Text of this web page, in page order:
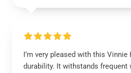
I’m very pleased with this Vinnie
durability. It withstands frequent